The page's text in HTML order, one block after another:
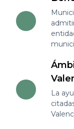
La